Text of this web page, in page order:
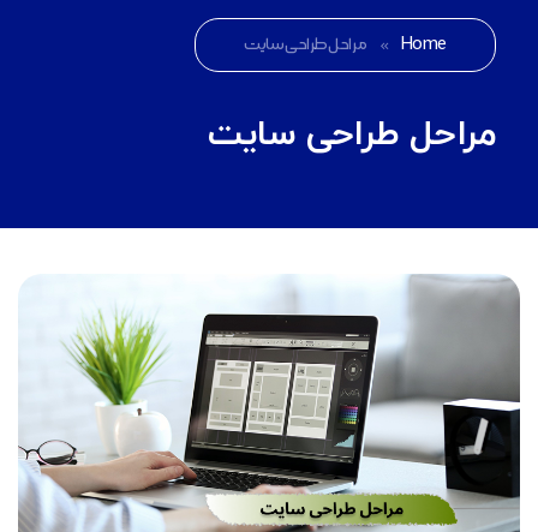
Home
» مراحل طراحی سایت
مراحل طراحی سایت